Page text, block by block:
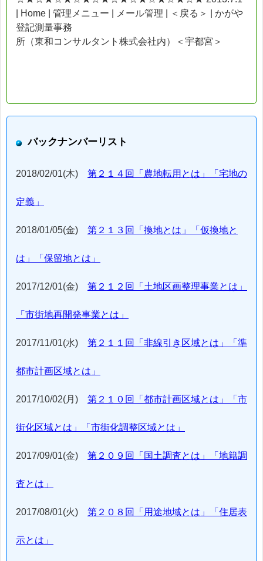
| Home | 管理メニュー | メール管理 | ＜戻る＞ | かがや
登記測量事務
所（東和コンサルタント株式会社内）＜宇都宮＞
バックナンバーリスト
2018/02/01(木) 第２１４回「農地転用とは」「宅地の
定義」
2018/01/05(金) 第２１３回「換地とは」「仮換地と
は」「保留地とは」
2017/12/01(金) 第２１２回「土地区画整理事業とは」
「市街地再開発事業とは」
2017/11/01(水) 第２１１回「非線引き区域とは」「準
都市計画区域とは」
2017/10/02(月) 第２１０回「都市計画区域とは」「市
街化区域とは」「市街化調整区域とは」
2017/09/01(金) 第２０９回「国土調査とは」「地籍調
査とは」
2017/08/01(火) 第２０８回「用途地域とは」「住居表
示とは」